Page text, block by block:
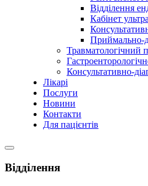
Відділення
Кабінет
Приймально-
Травматологічний
Консультативно-
Лікарі
Послуги
Новини
Контакти
Для пацієнтів
Відділення